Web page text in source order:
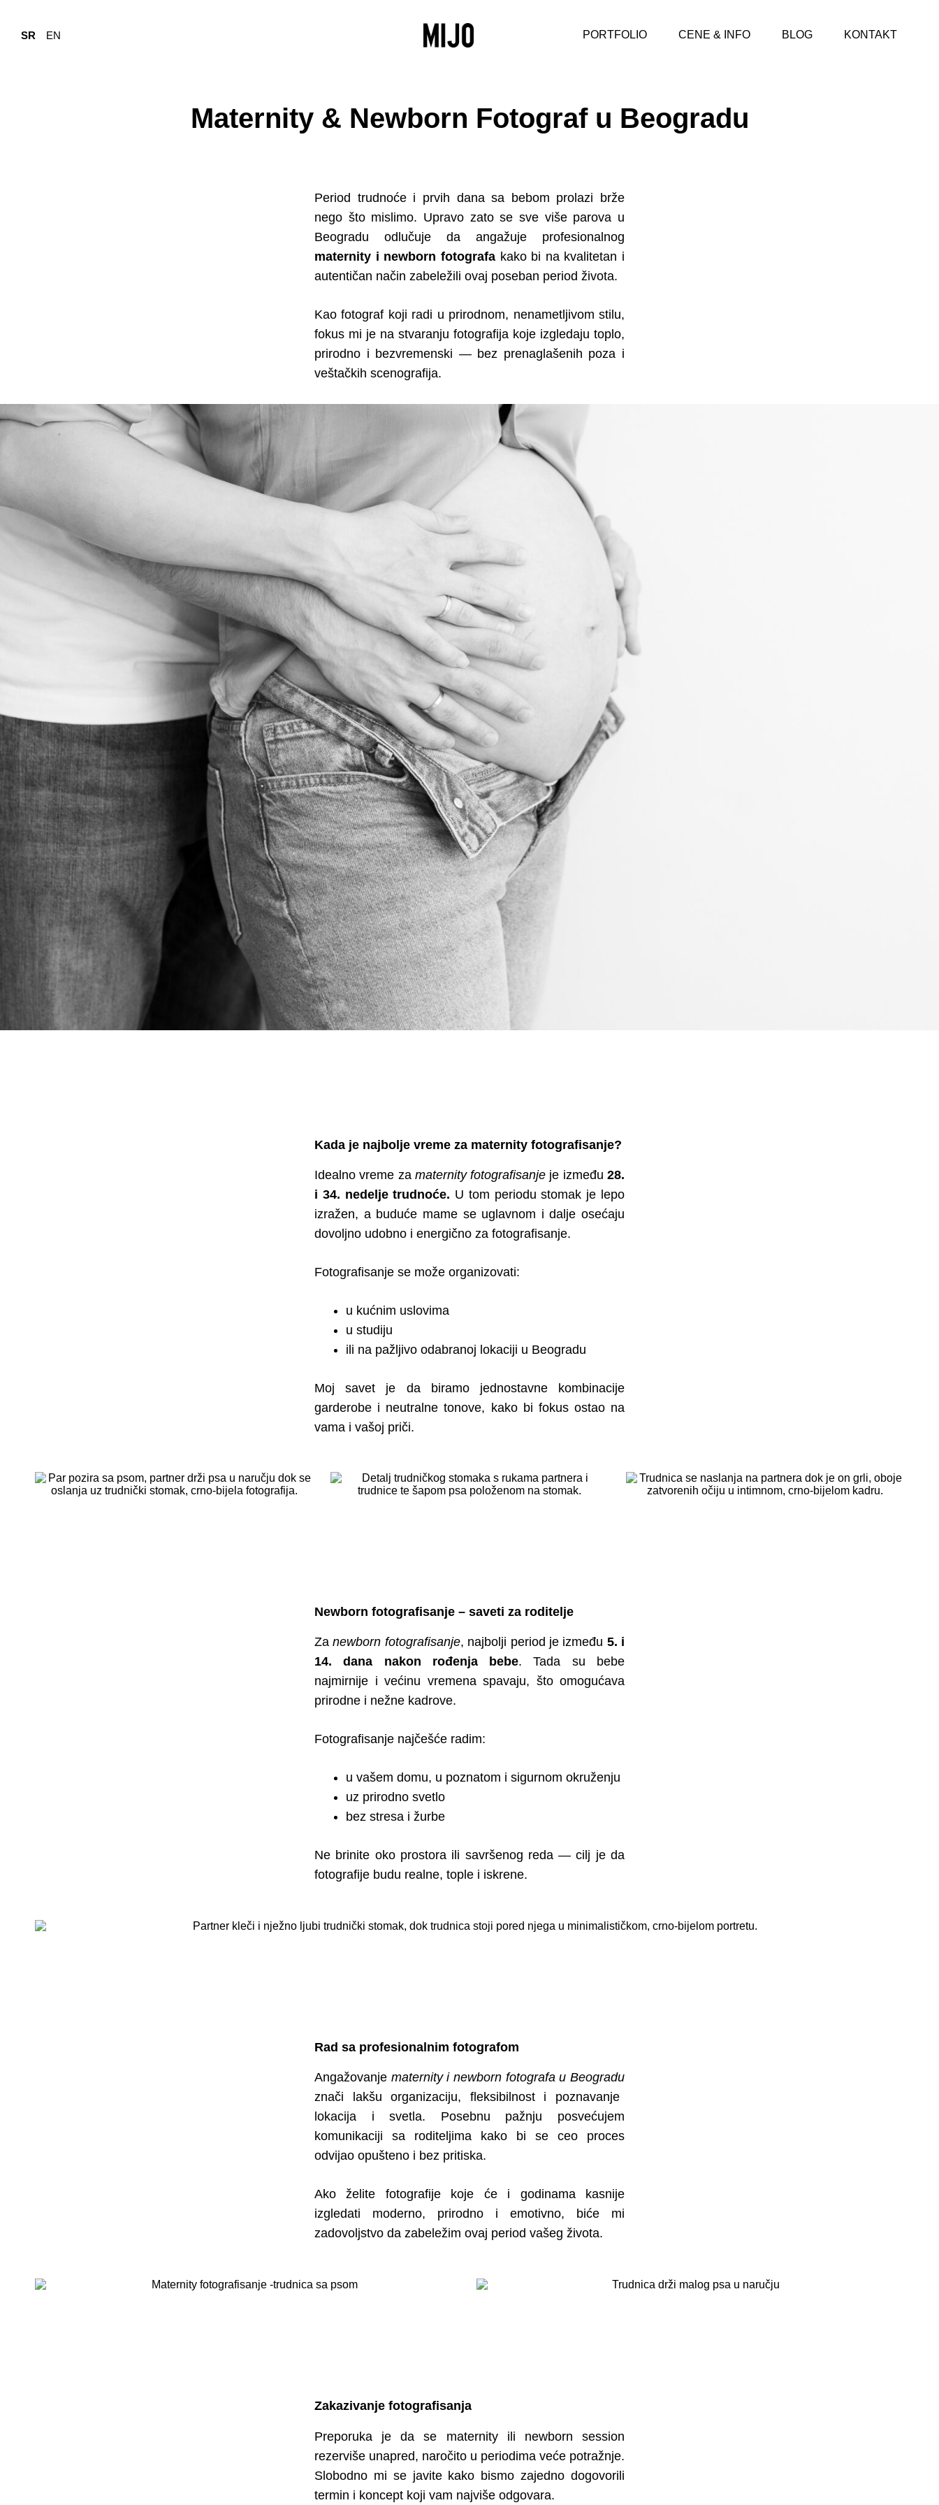
PORTFOLIO CENE & INFO BLOG KONTAKT
SR EN
Maternity & Newborn Fotograf u Beogradu
Period trudnoće i prvih dana sa bebom prolazi brže
nego što mislimo. Upravo zato se sve više parova u
Beogradu odlučuje da angažuje profesionalnog
maternity i newborn fotografakako bi na kvalitetan i
autentičan način zabeležili ovaj poseban period života.
Kao fotograf koji radi u prirodnom, nenametljivom stilu,
fokus mi je na stvaranju fotografija koje izgledaju toplo,
prirodno i bezvremenski — bez prenaglašenih poza i
veštačkih scenografija.
Kada je najbolje vreme za maternity fotografisanje?
Idealno vreme za maternity fotografisanje je između28.
i 34. nedelje trudnoće. U tom periodu stomak je lepo
izražen, a buduće mame se uglavnom i dalje osećaju
dovoljno udobno i energično za fotografisanje.
Fotografisanje se može organizovati:
u kućnim uslovima
u studiju
ili na pažljivo odabranoj lokaciji u Beogradu
Moj savet je da biramo jednostavne kombinacije
garderobe i neutralne tonove, kako bi fokus ostao na
vama i vašoj priči.
Newborn fotografisanje – saveti za roditelje
Zanewborn fotografisanje, najbolji period je između 5. i
14. dana nakon rođenja bebe. Tada su bebe
najmirnije i većinu vremena spavaju, što omogućava
prirodne i nežne kadrove.
Fotografisanje najčešće radim:
u vašem domu, u poznatom i sigurnom okruženju
uz prirodno svetlo
bez stresa i žurbe
Ne brinite oko prostora ili savršenog reda — cilj je da
fotografije budu realne, tople i iskrene.
Rad sa profesionalnim fotografom
Angažovanje maternity i newborn fotografa u Beogradu
znači lakšu organizaciju, fleksibilnost i poznavanje
lokacija i svetla. Posebnu pažnju posvećujem
komunikaciji sa roditeljima kako bi se ceo proces
odvijao opušteno i bez pritiska.
Ako želite fotografije koje će i godinama kasnije
izgledati moderno, prirodno i emotivno, biće mi
zadovoljstvo da zabeležim ovaj period vašeg života.
Zakazivanje fotografisanja
Preporuka je da se maternity ili newborn session
rezerviše unapred, naročito u periodima veće potražnje.
Slobodno mi se javite kako bismo zajedno dogovorili
termin i koncept koji vam najviše odgovara.